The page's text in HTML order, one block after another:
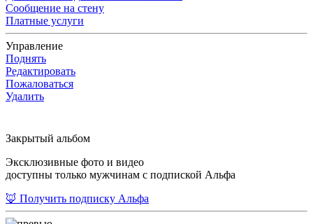
Сообщение на стену
Платные услуги
Управление
Поднять
Редактировать
Пожаловаться
Удалить
Закрытый альбом
Эксклюзивные фото и видео
доступны только мужчинам с подпиской Альфа
🦊 Получить подписку Альфа